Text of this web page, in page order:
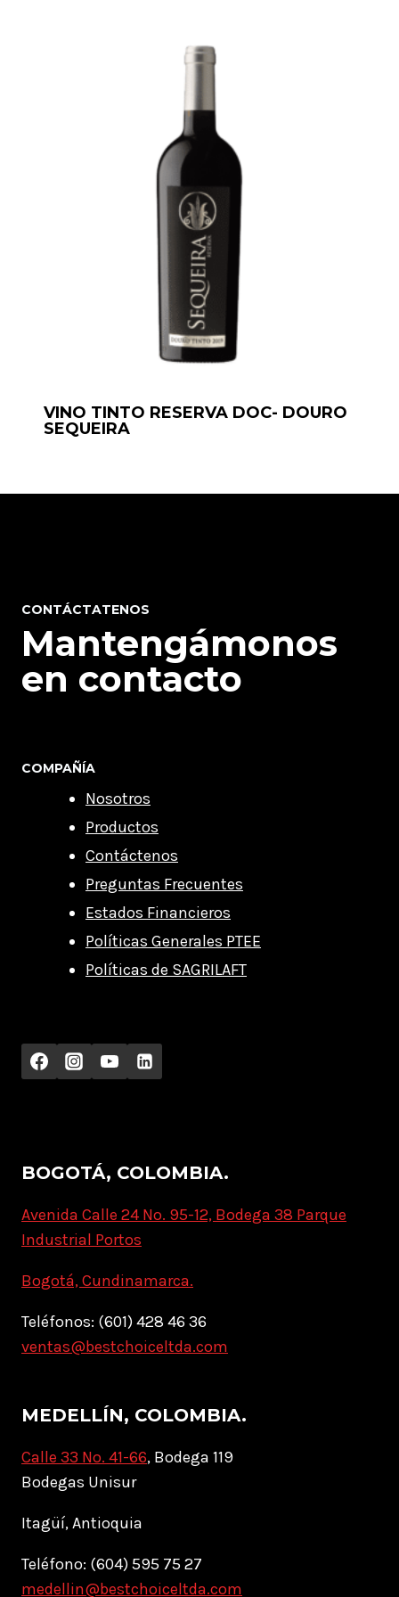
VINO TINTO RESERVA DOC- DOURO
SEQUEIRA
CONTÁCTATENOS
Mantengámonos
en contacto
COMPAÑÍA
Nosotros
Productos
Contáctenos
Preguntas Frecuentes
Estados Financieros
Políticas Generales PTEE
Políticas de SAGRILAFT
BOGOTÁ, COLOMBIA.
Avenida Calle 24 No. 95-12, Bodega 38 Parque
Industrial Portos
Bogotá, Cundinamarca.
Teléfonos: (601) 428 46 36
ventas@bestchoiceltda.com
MEDELLÍN, COLOMBIA.
Calle 33 No. 41-66, Bodega 119
Bodegas Unisur
Itagüí, Antioquia
Teléfono: (604) 595 75 27
medellin@bestchoiceltda.com